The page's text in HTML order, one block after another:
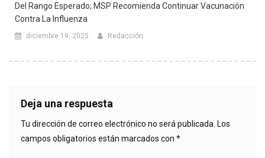
Del Rango Esperado; MSP Recomienda Continuar Vacunación
Contra La Influenza
diciembre 19, 2025 Redacción
Deja una respuesta
Tu dirección de correo electrónico no será publicada. Los
campos obligatorios están marcados con *